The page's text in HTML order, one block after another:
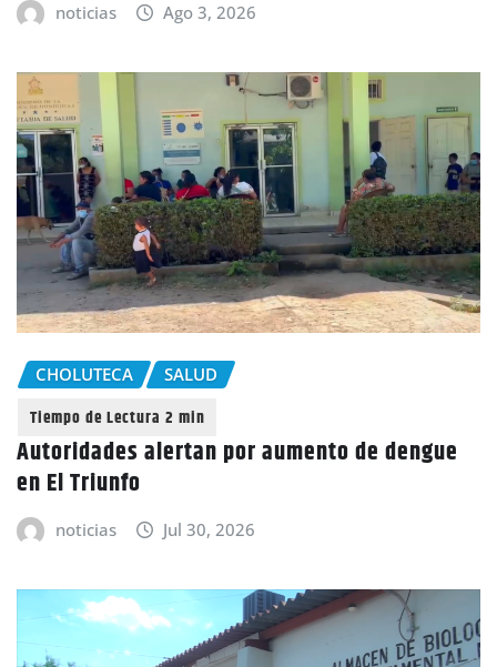
noticias Ago 3, 2026
CHOLUTECA SALUD
Autoridades alertan por aumento de dengue
en El Triunfo
noticias Jul 30, 2026